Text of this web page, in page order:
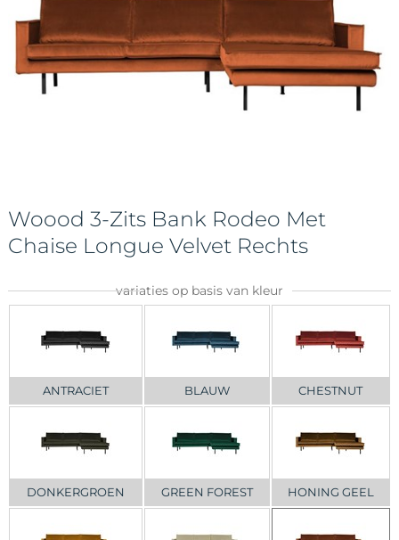
Woood 3-Zits Bank Rodeo Met
Chaise Longue Velvet Rechts
variaties op basis van kleur
ANTRACIET BLAUW CHESTNUT
DONKERGROEN GREEN FOREST HONING GEEL